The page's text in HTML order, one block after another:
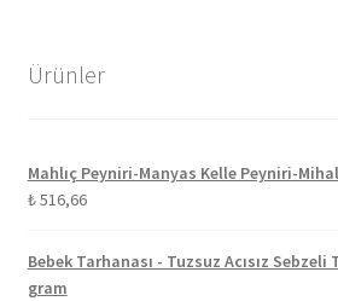
Ürünler
Mahlıç Peyniri-Manyas Kelle Peyniri-
₺516,66
Bebek Tarhanası - Tuzsuz Acısız Sebzeli
gram